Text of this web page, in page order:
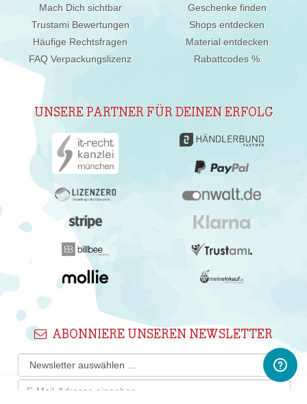
Mach Dich sichtbar
Trustami Bewertungen
Häufige Rechtsfragen
FAQ Verpackungslizenz
Geschenke finden
Shops entdecken
Material entdecken
Rabattcodes %
UNSERE PARTNER FÜR DEINEN ERFOLG
ABONNIERE UNSEREN NEWSLETTER